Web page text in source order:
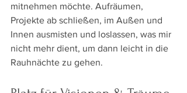
mitnehmen möchte. Aufräumen,
Projekte ab schließen, im Außen und
Innen ausmisten und loslassen, was mir
nicht mehr dient, um dann leicht in die
Rauhnächte zu gehen.